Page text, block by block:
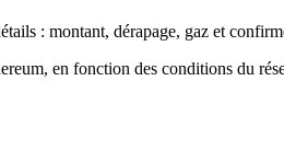
: montant, dérapage, gaz et
en fonction des conditions du